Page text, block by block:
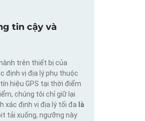
tin cậy và
trên thiết bị của
định vị địa lý phụ thuộc
hiệu GPS tại thời điểm
chúng tôi chỉ giữ lại
xác định vị địa lý tối đa là
tải xuống, ngưỡng này